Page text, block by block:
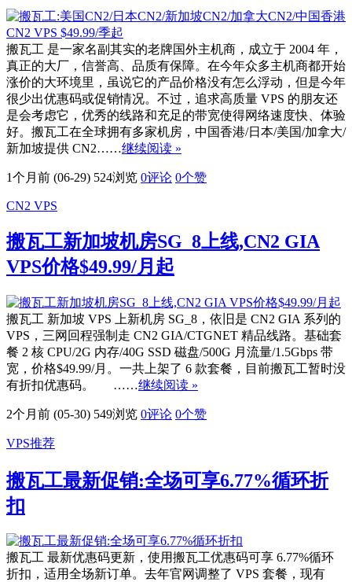
搬瓦工 是一家名副其实的老牌国外主机商，成立于 2004 年，
真正的大厂，信誉高、品质有保障。在今年众多主机商都开始
涨价的大环境里，虽说它的产品价格没有怎么浮动，但是今年
很少出优惠码或促销情况。不过，追求高质量 VPS 的朋友还
是会考虑它，优秀的线路和充足的带宽使得网络速度快、体验
好。搬瓦工在全球拥有多家机房，中国香港/日本/美国/加拿大/
新加坡提供 CN2……继续阅读 »
1个月前 (06-29) 524浏览 0评论 0个赞
CN2 VPS
搬瓦工新加坡机房SG_8上线,CN2 GIA
VPS价格$49.99/月起
搬瓦工 新加坡 VPS 上新机房 SG_8，依旧是 CN2 GIA 系列的
VPS，三网回程强制走 CN2 GIA/CTGNET 精品线路。基础套
餐 2 核 CPU/2G 内存/40G SSD 磁盘/500G 月流量/1.5Gbps 带
宽，价格$49.99/月。一共上架了 6 款套餐，目前搬瓦工暂时没
有折扣优惠码。 ……继续阅读 »
2个月前 (05-30) 549浏览 0评论 0个赞
VPS推荐
搬瓦工最新促销:全场可享6.77%循环折
扣
搬瓦工 最新优惠码更新，使用搬瓦工优惠码可享 6.77%循环
折扣，适用全场新订单。去年官网调整了 VPS 套餐，现有